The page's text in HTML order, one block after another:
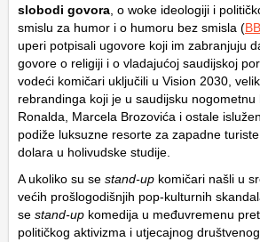
slobodi govora , o woke ideologiji i
smislu za humor i o humoru bez smisla (
uperi potpisali ugovore koji im zabranjuju
govore o religiji i o vladajućoj saudijskoj
vodeći komičari uključili u Vision 2030,
rebrandinga koji je u saudijsku nogometnu
Ronalda, Marcela Brozovića i ostale
podiže luksuzne resorte za zapadne
dolara u holivudske studije.
A ukoliko su se stand-up komičari našli u
većih prošlogodišnjih pop-kulturnih
se stand-up komedija u međuvremenu
političkog aktivizma i utjecajnog